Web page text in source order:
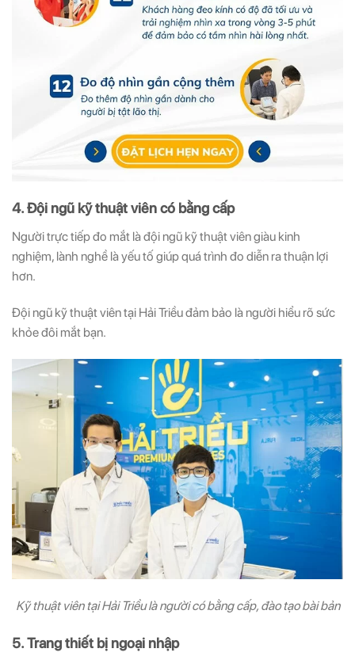
4. Đội ngũ kỹ thuật viên có bằng cấp
Người trực tiếp đo mắt là đội ngũ kỹ thuật viên giàu kinh
nghiệm, lành nghề là yếu tố giúp quá trình đo diễn ra thuận lợi
hơn.
Đội ngũ kỹ thuật viên tại Hải Triều đảm bảo là người hiểu rõ sức
khỏe đôi mắt bạn.
Kỹ thuật viên tại Hải Triều là người có bằng cấp, đào tạo bài bản
5. Trang thiết bị ngoại nhập